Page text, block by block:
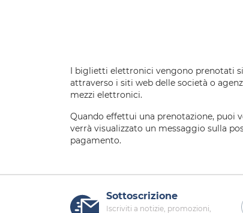
I biglietti elettronici vengono prenotati
attraverso i siti web delle società o
mezzi elettronici.
Quando effettui una prenotazione, puoi
verrà visualizzato un messaggio sulla
pagamento.
Sottoscrizione
Iscriviti a notizie, promozioni,